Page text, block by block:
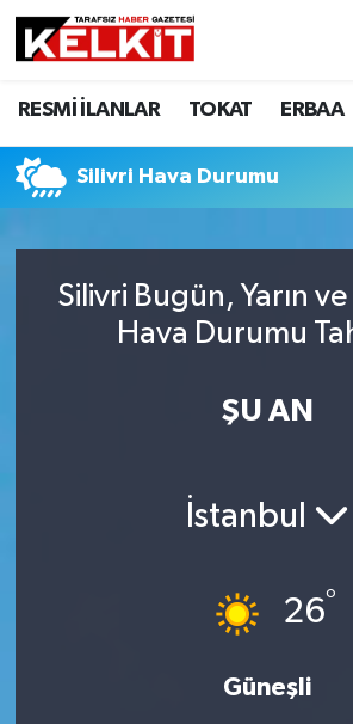
RESMİ İLANLAR TOKAT ERBAA
Silivri Hava Durumu
Silivri Bugün, Yarın ve
Hava Durumu
ŞU AN
İstanbul
26°
Güneşli